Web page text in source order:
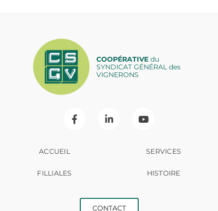
COOPÉRATIVEdu
SYNDICAT GÉNÉRAL des
VIGNERONS
ACCUEIL SERVICES
FILLIALES HISTOIRE
CONTACT